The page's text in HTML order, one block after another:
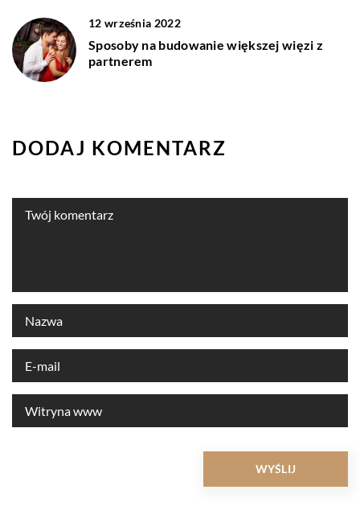
12 września 2022
Sposoby na budowanie większej więzi z
partnerem
DODAJ KOMENTARZ